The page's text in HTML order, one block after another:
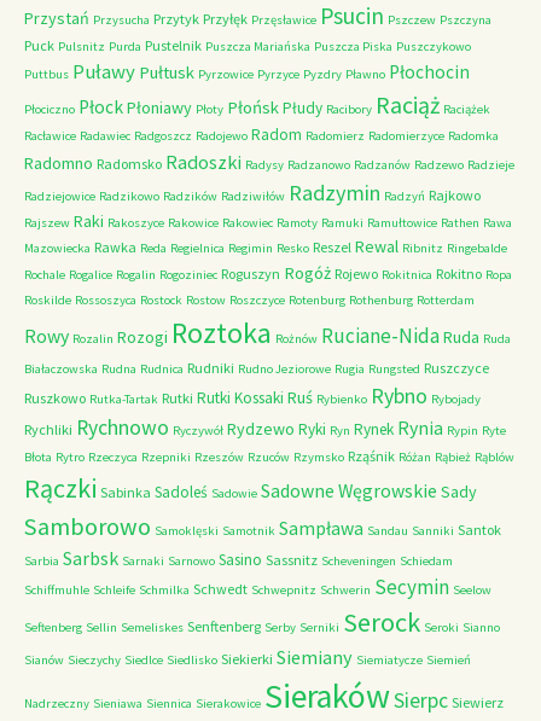
Przystań Przysucha Przytyk Przyłęk Przęsławice Psucin Pszczew Pszczyna
Puck Pulsnitz Purda Pustelnik Puszcza Mariańska Puszcza Piska Puszczykowo
Puttbus Puławy Pułtusk Pyrzowice Pyrzyce Pyzdry Pławno Płochocin
Płociczno PłockPłoniawy Płoty PłońskPłudy Racibory Raciąż Raciążek
Racławice Radawiec Radgoszcz Radojewo Radom Radomierz Radomierzyce Radomka
Radomno Radomsko Radoszki Radysy Radzanowo Radzanów Radzewo Radzieje
Radziejowice Radzikowo Radzików Radziwiłów Radzymin Radzyń Rajkowo
Rajszew Raki Rakoszyce Rakowice Rakowiec Ramoty Ramuki Ramułtowice Rathen Rawa
Mazowiecka Rawka Reda Regielnica Regimin Resko Reszel Rewal Ribnitz Ringebalde
Rochale Rogalice Rogalin Rogoziniec Roguszyn Rogóż Rojewo Rokitnica Rokitno Ropa
Roskilde Rossoszyca Rostock Rostow Roszczyce Rotenburg Rothenburg Rotterdam
Rowy Rozalin Rozogi Roztoka Rożnów Ruciane-NidaRuda Ruda
Białaczowska Rudna Rudnica Rudniki Rudno Jeziorowe Rugia Rungsted Ruszczyce
Ruszkowo Rutka-Tartak Rutki Rutki Kossaki Ruś Rybienko Rybno Rybojady
Rychliki Rychnowo Ryczywół Rydzewo Ryki Ryn Rynek Rynia Rypin Ryte
Błota Rytro Rzeczyca Rzepniki Rzeszów Rzuców Rzymsko Rząśnik Różan Rąbież Rąblów
Rączki Sabinka Sadoleś Sadowie Sadowne Węgrowskie Sady
Samborowo Samoklęski Samotnik Sampława Sandau Sanniki Santok
Sarbia Sarbsk Sarnaki Sarnowo Sasino Sassnitz Scheveningen Schiedam
Schiffmuhle Schleife Schmilka Schwedt Schwepnitz Schwerin Secymin Seelow
Seftenberg Sellin Semeliskes Senftenberg Serby Serniki Serock Seroki Sianno
Sianów Sieczychy Siedlce Siedlisko Siekierki Siemiany Siemiatycze Siemień
Nadrzeczny Sieniawa Siennica Sierakowice SierakówSierpc Siewierz